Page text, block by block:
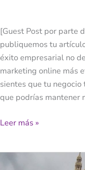
[Guest Post por parte
publiquemos tu
éxito empresarial no
marketing online más
sientes que tu
que podrías mantener
Leer más »